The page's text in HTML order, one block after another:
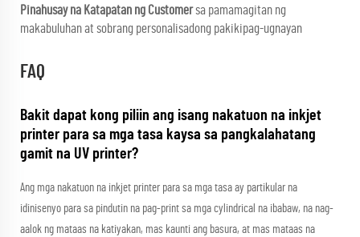
Pinahusay na Katapatan ng Customersa pamamagitan ng
makabuluhan at sobrang personalisadong pakikipag-ugnayan
FAQ
Bakit dapat kong piliin ang isang nakatuon na inkjet
printer para sa mga tasa kaysa sa pangkalahatang
gamit na UV printer?
Ang mga nakatuon na inkjet printer para sa mga tasa ay partikular na
idinisenyo para sa pindutin na pag-print sa mga cylindrical na ibabaw, na nag-
aalok ng mataas na katiyakan, mas kaunti ang basura, at mas mataas na